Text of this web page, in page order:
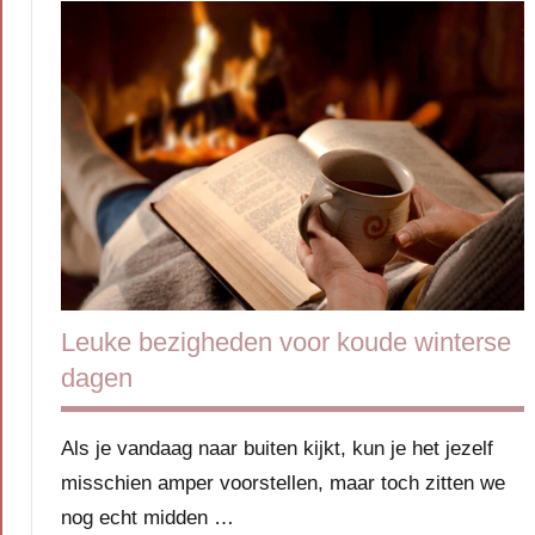
Leuke bezigheden voor koude winterse
dagen
Als je vandaag naar buiten kijkt, kun je het jezelf
misschien amper voorstellen, maar toch zitten we
nog echt midden …